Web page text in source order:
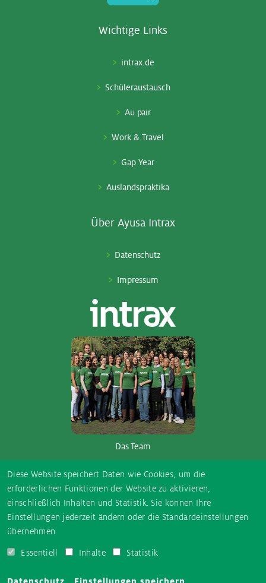
Wich­ti­ge Links
intrax.de
Schüleraustausch
Au pair
Work & Travel
Gap Year
Auslandspraktika
Über Ayu­sa In­trax
Datenschutz
Impressum
Das Team
So­ci­al Me­dia
E-
InstagramTikTok FacebookYouTube
Diese Website speichert Daten wie Cookies, um die
erforderlichen Funktionen der Website zu aktivieren,
einschließlich Inhalten und Statistik. Sie können Ihre
Einstellungen jederzeit ändern oder die Standardeinstellungen
übernehmen.
Essentiell Inhalte Statistik